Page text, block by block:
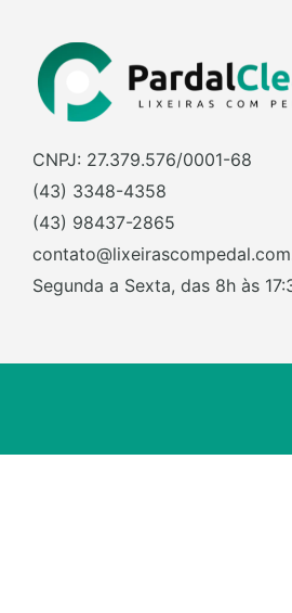
CNPJ: 27.379.576/0001-68
(43) 3348-4358
(43) 98437-2865
Segunda a Sexta, das 8h às